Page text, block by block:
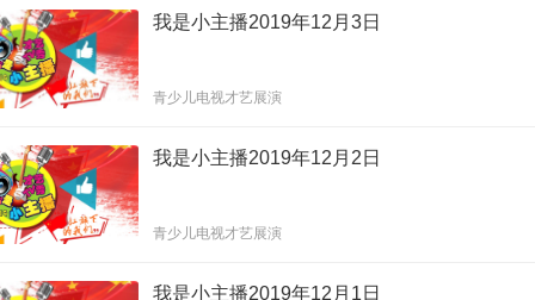
我是小主播2019年12月3日
青少儿电视才艺展演
我是小主播2019年12月2日
青少儿电视才艺展演
我是小主播2019年12月1日